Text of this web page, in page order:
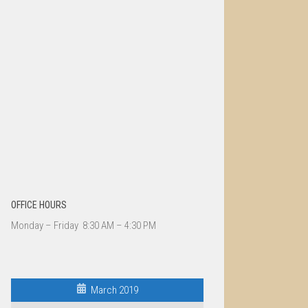
OFFICE HOURS
Monday – Friday 8:30 AM – 4:30 PM
March 2019